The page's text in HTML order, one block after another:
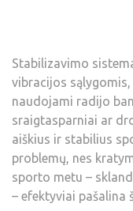
Stabilizavimo
vibracijos
naudojami radijo
sraigtasparniai ar
aiškius ir stabilius
problemų, nes
sporto metu –
– efektyviai pašalina